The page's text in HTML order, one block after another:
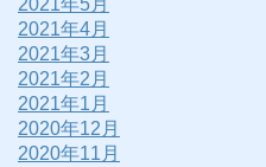
2021年5月
2021年4月
2021年3月
2021年2月
2021年1月
2020年12月
2020年11月